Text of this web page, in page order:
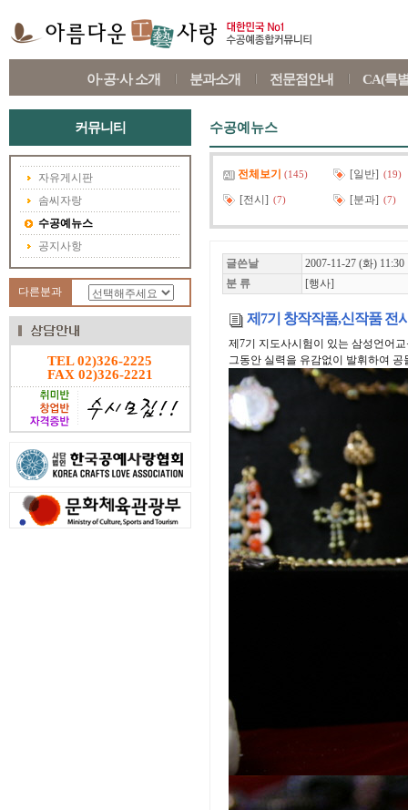
아·공·사 소개 분과소개 전문점안내 CA(특
커뮤니티
자유게시판
솜씨자랑
수공예뉴스
공지사항
다른분과
TEL 02)326-2225
FAX 02)326-2221
수공예뉴스
전체보기 (145) [일반] (19)
[전시] (7) [분과] (7)
글쓴날
2007-11-27 (화) 11:30
분 류
[행사]
제7기 창작작품,신작품 전
제7기 지도사시험이 있는 삼성언어
그동안 실력을 유감없이 발휘하여